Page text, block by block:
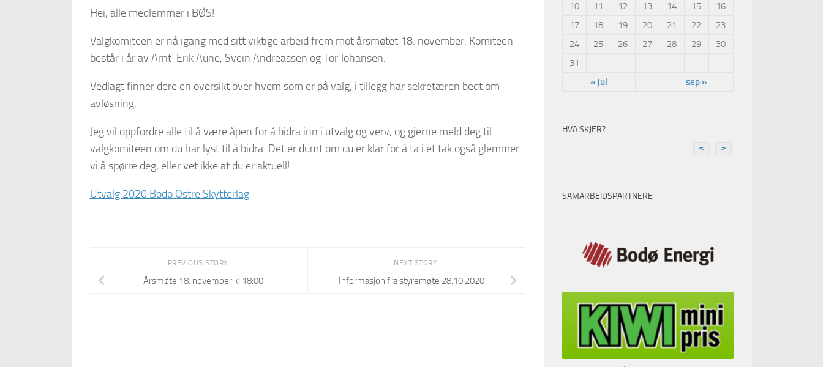
Hei, alle medlemmer i BØS!
Valgkomiteen er nå igang med sitt viktige arbeid frem mot årsmøtet 18. november. Komiteen
består i år av Arnt-Erik Aune, Svein Andreassen og Tor Johansen.
Vedlagt finner dere en oversikt over hvem som er på valg, i tillegg har sekretæren bedt om
avløsning.
Jeg vil oppfordre alle til å være åpen for å bidra inn i utvalg og verv, og gjerne meld deg til
valgkomiteen om du har lyst til å bidra. Det er dumt om du er klar for å ta i et tak også glemmer
vi å spørre deg, eller vet ikke at du er aktuell!
Utvalg 2020 Bodo Ostre Skytterlag
NEXT STORY
Informasjon fra styremøte 28.10.2020
PREVIOUS STORY
Årsmøte 18. november kl 18:00
10
11 12 13 14 15
16
17
18 19 20 21 22
23
24
25 26 27 28 29
30
31
« jul
sep »
HVA SKJER?
< >
SAMARBEIDSPARTNERE